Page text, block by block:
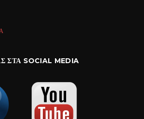
ΣΤΑ SOCIAL MEDIA